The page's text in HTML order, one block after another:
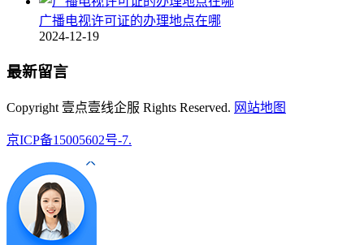
广播电视许可证的办理地点在哪
2024-12-19
最新留言
Copyright 壹点壹线企服 Rights Reserved. 网站地图
京ICP备15005602号-7.